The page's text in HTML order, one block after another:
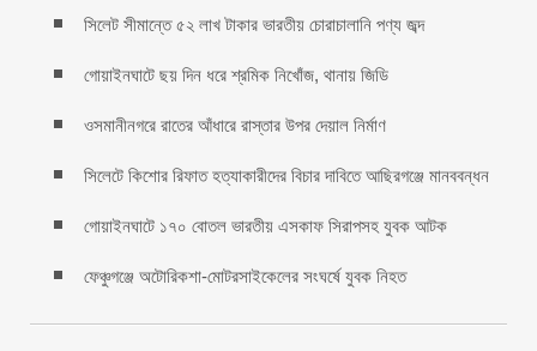
সিলেট সীমান্তে ৫২ লাখ টাকার ভারতীয় চোরাচালানি পণ্য জব্দ
গোয়াইনঘাটে ছয় দিন ধরে শ্রমিক নিখোঁজ, থানায় জিডি
ওসমানীনগরে রাতের আঁধারে রাস্তার উপর দেয়াল নির্মাণ
সিলেটে কিশোর রিফাত হত্যাকারীদের বিচার দাবিতে আছিরগঞ্জে মানববন্ধন
গোয়াইনঘাটে ১৭০ বোতল ভারতীয় এসকাফ সিরাপসহ যুবক আটক
ফেঞ্চুগঞ্জে অটোরিকশা-মোটরসাইকেলের সংঘর্ষে যুবক নিহত